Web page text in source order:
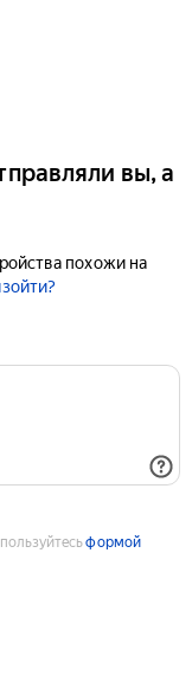
вы, а
похожи на
формой